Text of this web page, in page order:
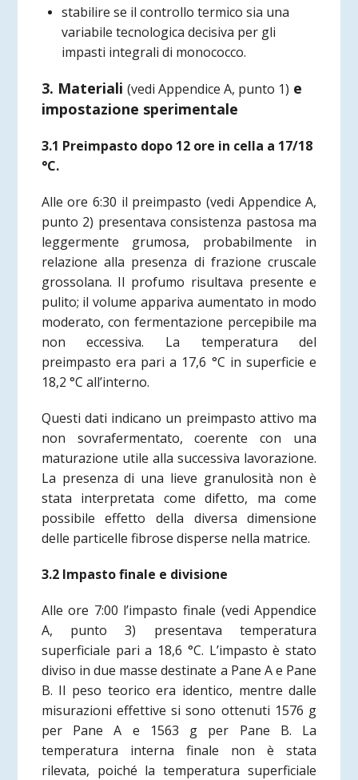
stabilire se il controllo termico sia una
variabile tecnologica decisiva per gli
impasti integrali di monococco.
3. Materiali (vedi Appendice A, punto 1) e
impostazione sperimentale
3.1 Preimpasto dopo 12 ore in cella a 17/18
°C.
Alle ore 6:30 il preimpasto (vedi Appendice A,
punto 2) presentava consistenza pastosa ma
leggermente grumosa, probabilmente in
relazione alla presenza di frazione cruscale
grossolana. Il profumo risultava presente e
pulito; il volume appariva aumentato in modo
moderato, con fermentazione percepibile ma
non eccessiva. La temperatura del
preimpasto era pari a 17,6 °C in superficie e
18,2 °C all’interno.
Questi dati indicano un preimpasto attivo ma
non sovrafermentato, coerente con una
maturazione utile alla successiva lavorazione.
La presenza di una lieve granulosità non è
stata interpretata come difetto, ma come
possibile effetto della diversa dimensione
delle particelle fibrose disperse nella matrice.
3.2 Impasto finale e divisione
Alle ore 7:00 l’impasto finale (vedi Appendice
A, punto 3) presentava temperatura
superficiale pari a 18,6 °C. L’impasto è stato
diviso in due masse destinate a Pane A e Pane
B. Il peso teorico era identico, mentre dalle
misurazioni effettive si sono ottenuti 1576 g
per Pane A e 1563 g per Pane B. La
temperatura interna finale non è stata
rilevata, poiché la temperatura superficiale